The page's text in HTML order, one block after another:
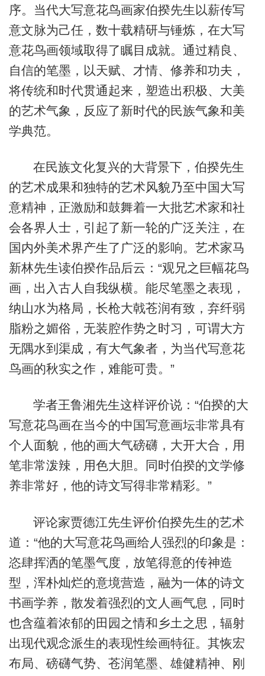
序。当代大写意花鸟画家伯揆先生以薪传写
意文脉为己任，数十载精研与锤炼，在大写
意花鸟画领域取得了瞩目成就。通过精良、
自信的笔墨，以天赋、才情、修养和功夫，
将传统和时代贯通起来，塑造出积极、大美
的艺术气象，反应了新时代的民族气象和美
学典范。
在民族文化复兴的大背景下，伯揆先生
的艺术成果和独特的艺术风貌乃至中国大写
意精神，正激励和鼓舞着一大批艺术家和社
会各界人士，引起了新一轮的广泛关注，在
国内外美术界产生了广泛的影响。艺术家马
新林先生读伯揆作品后云：“观兄之巨幅花鸟
画，出入古人自我纵横。能尽笔墨之表现，
纳山水为格局，长枪大戟苍润有致，弃纤弱
脂粉之媚俗，无装腔作势之时习，可谓大方
无隅水到渠成，有大气象者，为当代写意花
鸟画的秋实之作，难能可贵。”
学者王鲁湘先生这样评价说：“伯揆的大
写意花鸟画在当今的中国写意画坛非常具有
个人面貌，他的画大气磅礴，大开大合，用
笔非常泼辣，用色大胆。同时伯揆的文学修
养非常好，他的诗文写得非常精彩。”
评论家贾德江先生评价伯揆先生的艺术
道：“他的大写意花鸟画给人强烈的印象是：
恣肆挥洒的笔墨气度，放笔得意的传神造
型，浑朴灿烂的意境营造，融为一体的诗文
书画学养，散发着强烈的文人画气息，同时
也含蕴着浓郁的田园之情和乡土之思，辐射
出现代观念派生的表现性绘画特征。其恢宏
布局、磅礴气势、苍润笔墨、雄健精神、刚